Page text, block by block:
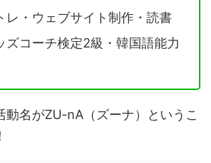
レ・ウェブサイト制作・読書
ズコーチ検定2級・韓国語能力
動名がZU-nA（ズーナ）というこ